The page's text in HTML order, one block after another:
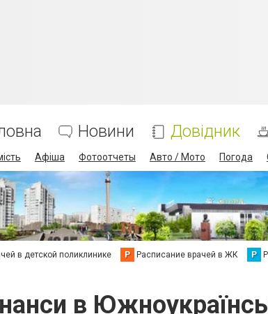
Новини Довідник
Афіша Фотоотчеты Авто / Мото Погода
в детской поликлинике Р Расписание врачей в ЖК Р
в